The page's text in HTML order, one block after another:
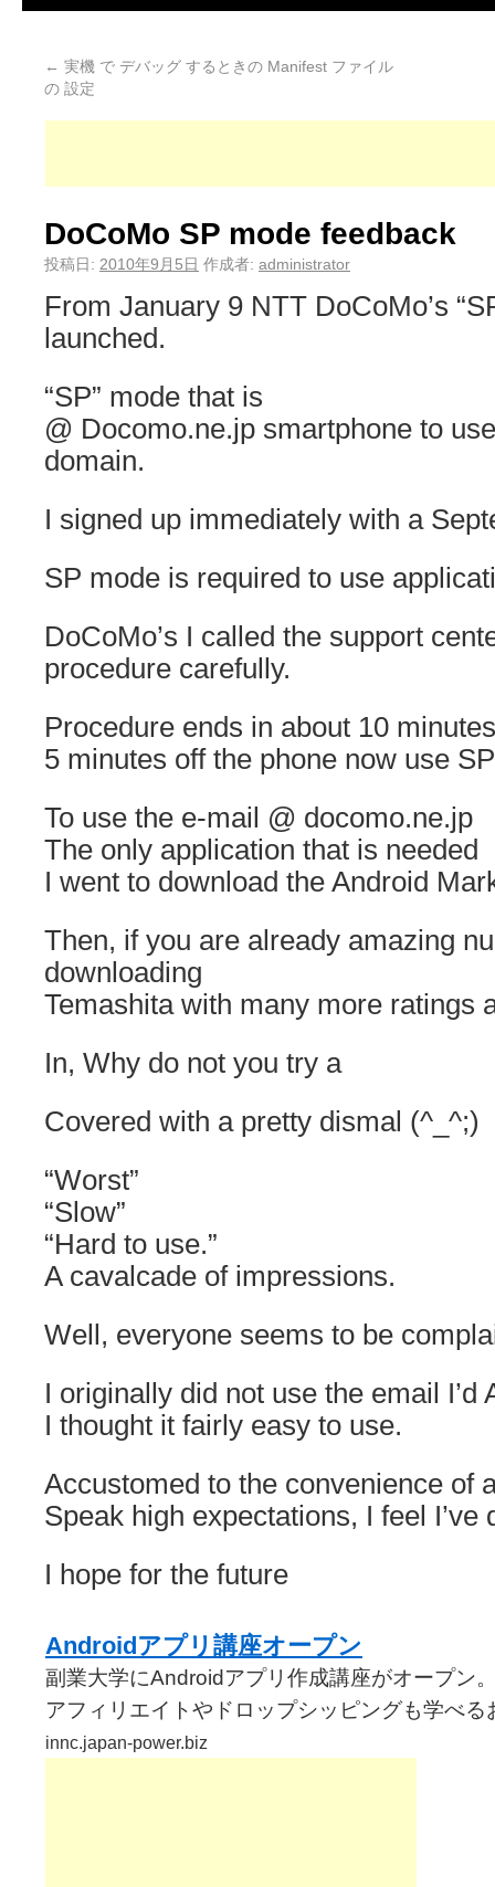
← 実機 で デバッグ するときの Manifest ファイル
の 設定
DoCoMo SP mode feedback
投稿日: 2010年9月5日 作成者: administrator
From January 9 NTT DoCoMo’s
launched.
“SP” mode that is
@ Docomo.ne.jp smartphone to
domain.
I signed up immediately with a
SP mode is required to use
DoCoMo’s I called the support
procedure carefully.
Procedure ends in about 10
5 minutes off the phone now use
To use the e-mail @ docomo.ne.jp
The only application that is needed
I went to download the Android
Then, if you are already amazing
downloading
Temashita with many more ratings
In, Why do not you try a
Covered with a pretty dismal (^_^;)
“Worst”
“Slow”
“Hard to use.”
A cavalcade of impressions.
Well, everyone seems to be
I originally did not use the email I’d
I thought it fairly easy to use.
Accustomed to the convenience of
Speak high expectations, I feel I’ve
I hope for the future
Androidアプリ講座オープン
副業大学にAndroidアプリ作成講座がオープン
アフィリエイトやドロップシッピングも学べる
innc.japan-power.biz